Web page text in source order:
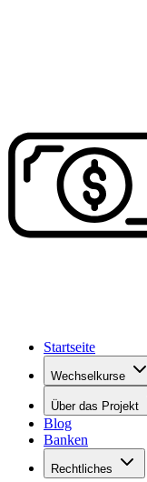
Startseite
Wechselkurse
Über das Projekt
Blog
Banken
Rechtliches